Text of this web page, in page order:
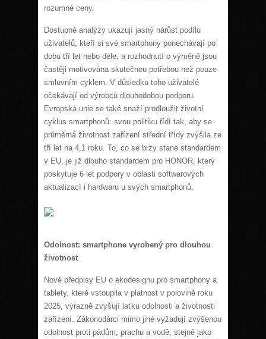
rozumné ceny.
Dostupné analýzy ukazují jasný nárůst podílu
uživatelů, kteří si své smartphony ponechávají po
dobu tří let nebo déle, a rozhodnutí o výměně jsou
častěji motivována skutečnou potřebou než pouze
smluvním cyklem. V důsledku toho uživatelé
očekávají od výrobců dlouhodobou podporu.
Evropská unie se také snaží prodloužit životní
cyklus smartphonů: svou politiku řídí tak, aby se
průměrná životnost zařízení střední třídy zvýšila ze
tří let na 4,1 roku. To, co se brzy stane standardem
v EU, je již dlouho standardem pro HONOR, který
poskytuje 6 let podpory v oblasti softwarových
aktualizací i hardwaru u svých smartphonů.
Odolnost: smartphone vyrobený pro dlouhou
životnost
Nové předpisy EU o ekodesignu pro smartphony a
tablety, které vstoupila v platnost v polovině roku
2025, výrazně zvyšují laťku odolnosti a životnosti
zařízení. Zákonodárci mimo jiné vyžadují zvýšenou
odolnost proti pádům, prachu a vodě, stejně jako